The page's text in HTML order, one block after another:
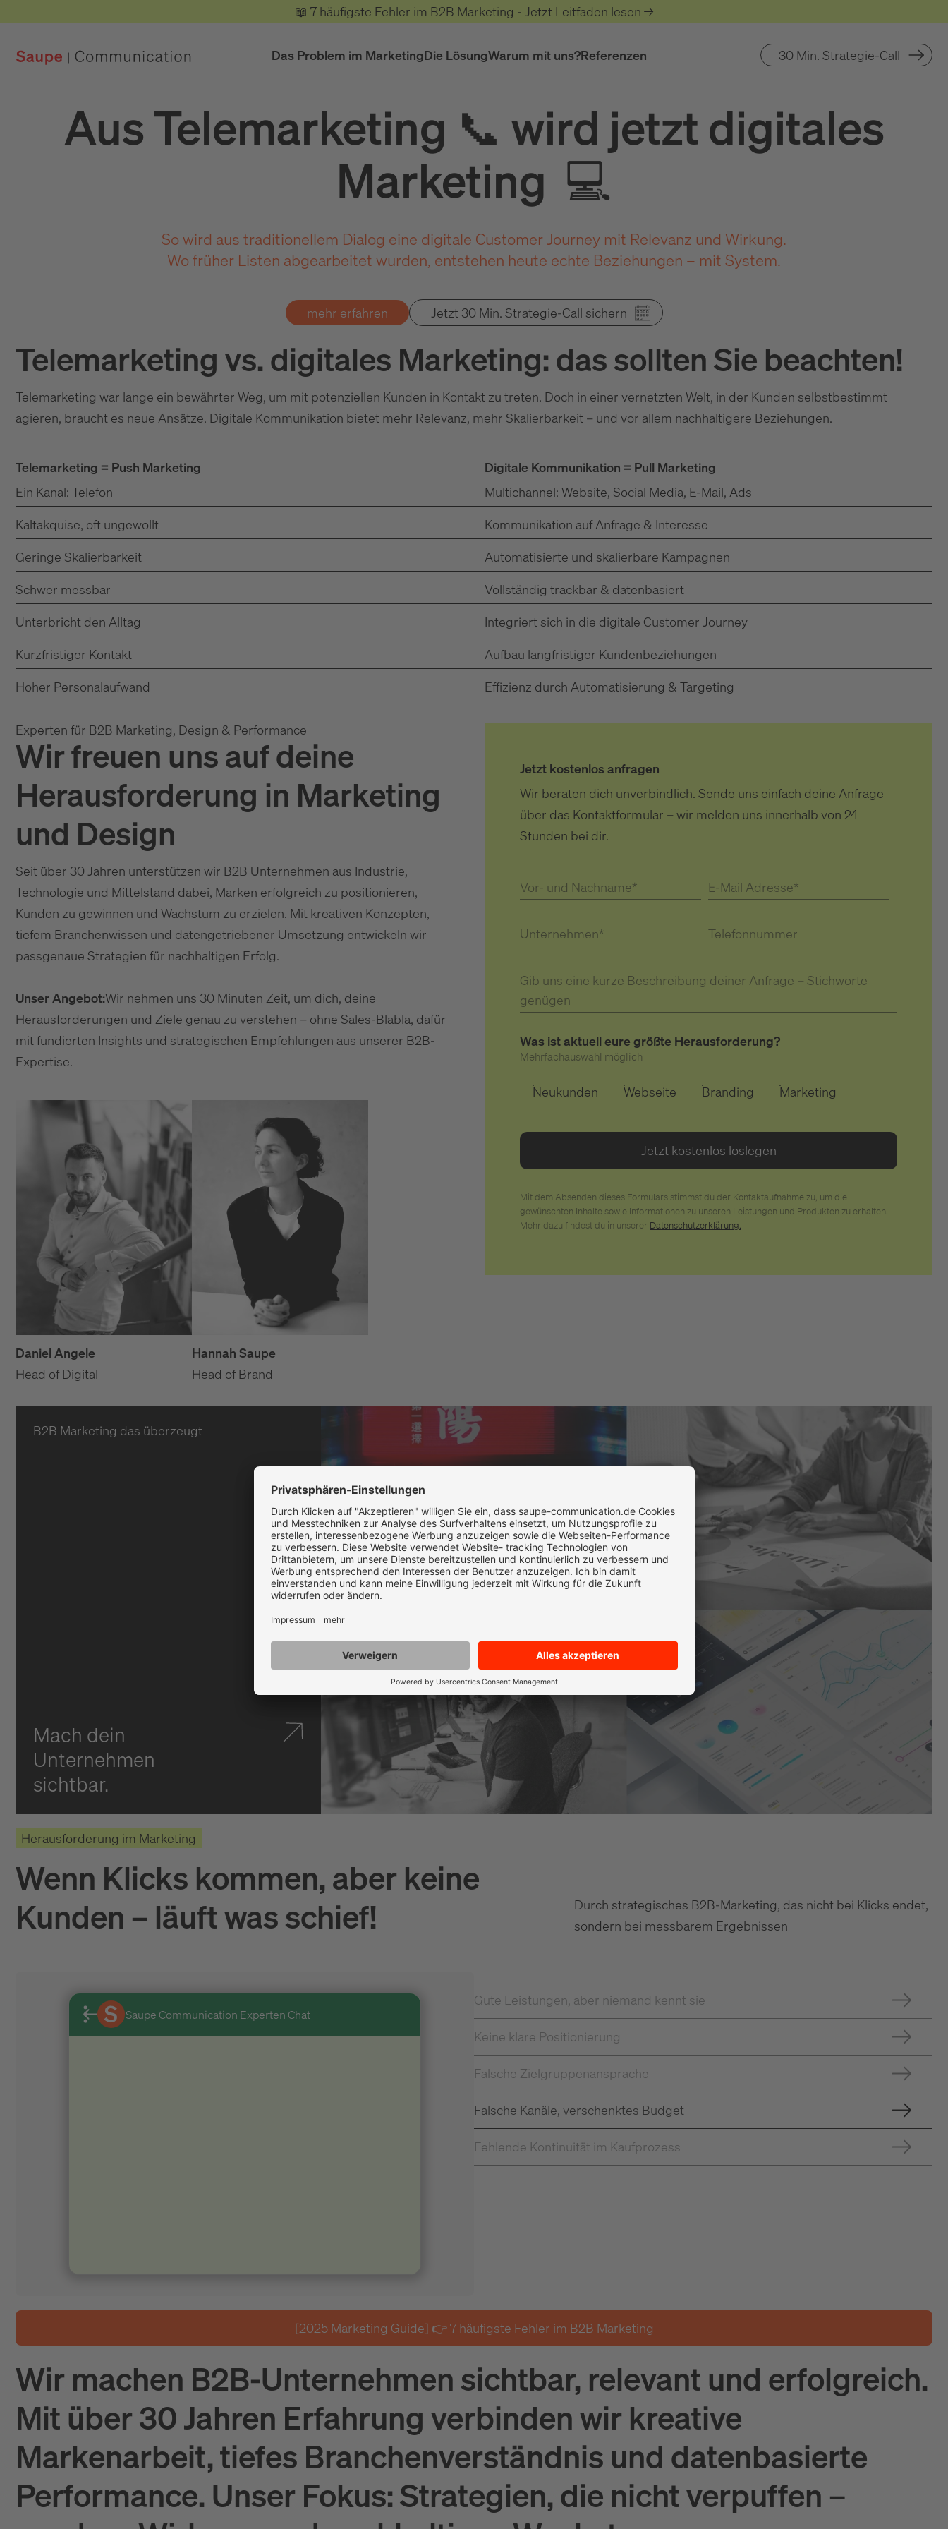
📖 7 häufigste Fehler im B2B Marketing - Jetzt Leitfaden lesen →
Das Problem im MarketingDie LösungWarum mit uns?Referenzen 30 Min. Strategie-Call
Aus Telemarketing 📞 wird jetzt digitales
Marketing 💻
So wird aus traditionellem Dialog eine digitale Customer Journey mit Relevanz und Wirkung.
Wo früher Listen abgearbeitet wurden, entstehen heute echte Beziehungen – mit System.
mehr erfahren Jetzt 30 Min. Strategie-Call sichern
Telemarketing vs. digitales Marketing: das sollten Sie beachten!
Telemarketing war lange ein bewährter Weg, um mit potenziellen Kunden in Kontakt zu treten. Doch in einer vernetzten Welt, in der Kunden selbstbestimmt
agieren, braucht es neue Ansätze. Digitale Kommunikation bietet mehr Relevanz, mehr Skalierbarkeit – und vor allem nachhaltigere Beziehungen.
Telemarketing = Push Marketing
Digitale Kommunikation = Pull Marketing
Ein Kanal: Telefon
Multichannel: Website, Social Media, E-Mail, Ads
Kaltakquise, oft ungewollt
Kommunikation auf Anfrage & Interesse
Geringe Skalierbarkeit
Automatisierte und skalierbare Kampagnen
Schwer messbar
Vollständig trackbar & datenbasiert
Unterbricht den Alltag
Integriert sich in die digitale Customer Journey
Kurzfristiger Kontakt
Aufbau langfristiger Kundenbeziehungen
Hoher Personalaufwand
Effizienz durch Automatisierung & Targeting
Experten für B2B Marketing, Design & Performance
Wir freuen uns auf deine
Herausforderung in Marketing
und Design
Seit über 30 Jahren unterstützen wir B2B Unternehmen aus Industrie,
Technologie und Mittelstand dabei, Marken erfolgreich zu positionieren,
Kunden zu gewinnen und Wachstum zu erzielen. Mit kreativen Konzepten,
tiefem Branchenwissen und datengetriebener Umsetzung entwickeln wir
passgenaue Strategien für nachhaltigen Erfolg.
Unser Angebot:Wir nehmen uns 30 Minuten Zeit, um dich, deine
Herausforderungen und Ziele genau zu verstehen – ohne Sales-Blabla, dafür
mit fundierten Insights und strategischen Empfehlungen aus unserer B2B-
Expertise.
Daniel Angele
Head of Digital
Hannah Saupe
Head of Brand
Jetzt kostenlos anfragen
Wir beraten dich unverbindlich. Sende uns einfach deine Anfrage
über das Kontaktformular – wir melden uns innerhalb von 24
Stunden bei dir.
Vor- und Nachname* E-Mail Adresse*
Unternehmen* Telefonnummer
Gib uns eine kurze Beschreibung deiner Anfrage – Stichworte
genügen
Was ist aktuell eure größte Herausforderung?
Mehrfachauswahl möglich
Neukunden Webseite Branding Marketing
Mit dem Absenden dieses Formulars stimmst du der Kontaktaufnahme zu, um die
gewünschten Inhalte sowie Informationen zu unseren Leistungen und Produkten zu erhalten.
Mehr dazu findest du in unserer Datenschutzerklärung.
B2B Marketing das überzeugt
Mach dein
Unternehmen
sichtbar.
Herausforderung im Marketing
Wenn Klicks kommen, aber keine
Kunden – läuft was schief!
Durch strategisches B2B-Marketing, das nicht bei Klicks endet,
sondern bei messbarem Ergebnissen
Gute Leistungen, aber niemand kennt sie
Keine klare Positionierung
Falsche Zielgruppenansprache
Falsche Kanäle, verschenktes Budget
Fehlende Kontinuität im Kaufprozess
Saupe Communication Experten Chat
[2025 Marketing Guide] 👉 7 häufigste Fehler im B2B Marketing
Wir machen B2B-Unternehmen sichtbar, relevant und erfolgreich.
Mit über 30 Jahren Erfahrung verbinden wir kreative
Markenarbeit, tiefes Branchenverständnis und datenbasierte
Performance. Unser Fokus: Strategien, die nicht verpuffen –